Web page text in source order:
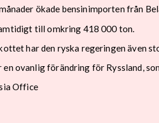
ökade bensinimporten från
till omkring 418 000 ton.
har den ryska regeringen även
ovanlig förändring för Ryssland,
Office